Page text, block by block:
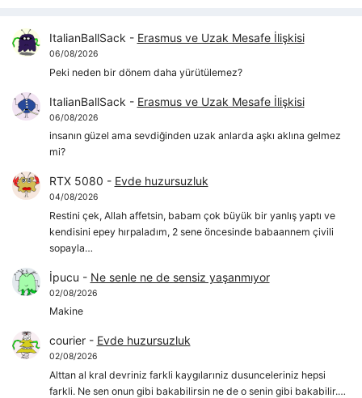
ItalianBallSack - Erasmus ve Uzak Mesafe İlişkisi
06/08/2026
Peki neden bir dönem daha yürütülemez?
ItalianBallSack - Erasmus ve Uzak Mesafe İlişkisi
06/08/2026
insanın güzel ama sevdiğinden uzak anlarda aşkı aklına gelmez
mi?
RTX 5080 - Evde huzursuzluk
04/08/2026
Restini çek, Allah affetsin, babam çok büyük bir yanlış yaptı ve
kendisini epey hırpaladım, 2 sene öncesinde babaannem çivili
sopayla…
İpucu - Ne senle ne de sensiz yaşanmıyor
02/08/2026
Makine
courier- Evde huzursuzluk
02/08/2026
Alttan al kral devriniz farkli kaygılarıniz dusunceleriniz hepsi
farkli. Ne sen onun gibi bakabilirsin ne de o senin gibi bakabilir.…